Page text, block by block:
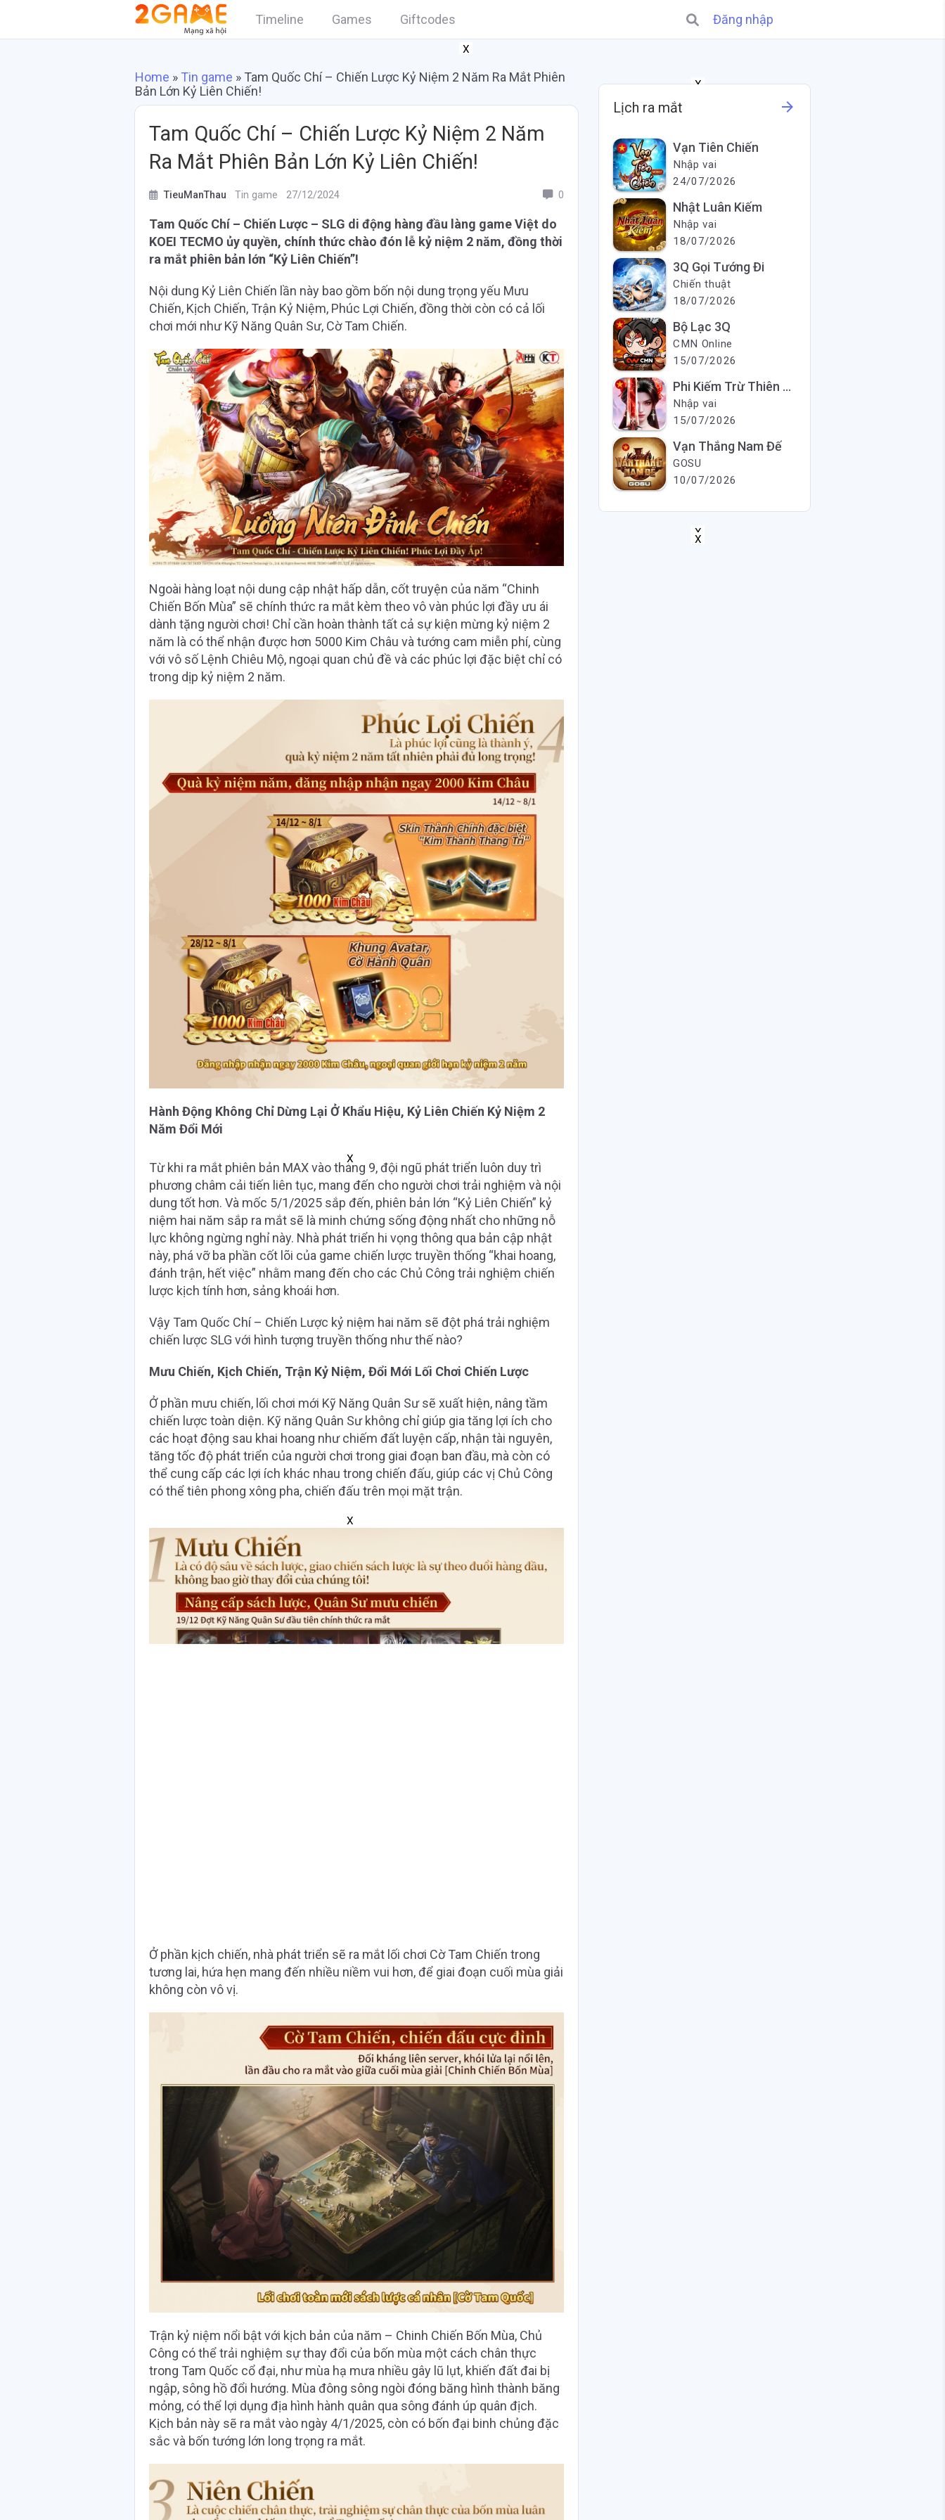
Timeline Games Giftcodes Đăng nhập
X
X
Lịch ra mắt arrow_forward
Vạn Tiên Chiến
Nhập vai
24/07/2026
Nhật Luân Kiếm
Nhập vai
18/07/2026
3Q Gọi Tướng Đi
Chiến thuật
18/07/2026
Bộ Lạc 3Q
CMN Online
15/07/2026
Phi Kiếm Trừ Thiên Ma
Nhập vai
15/07/2026
Vạn Thắng Nam Đế
GOSU
10/07/2026
X
X
Home » Tin game » Tam Quốc Chí – Chiến Lược Kỷ Niệm 2 Năm Ra Mắt Phiên
Bản Lớn Kỷ Liên Chiến!
Tam Quốc Chí – Chiến Lược Kỷ Niệm 2 Năm
Ra Mắt Phiên Bản Lớn Kỷ Liên Chiến!
TieuManThau Tin game 27/12/2024 0
Tam Quốc Chí – Chiến Lược – SLG di động hàng đầu làng game Việt do
KOEI TECMO ủy quyền, chính thức chào đón lễ kỷ niệm 2 năm, đồng thời
ra mắt phiên bản lớn “Kỷ Liên Chiến”!
Nội dung Kỷ Liên Chiến lần này bao gồm bốn nội dung trọng yếu Mưu
Chiến, Kịch Chiến, Trận Kỷ Niệm, Phúc Lợi Chiến, đồng thời còn có cả lối
chơi mới như Kỹ Năng Quân Sư, Cờ Tam Chiến.
Ngoài hàng loạt nội dung cập nhật hấp dẫn, cốt truyện của năm “Chinh
Chiến Bốn Mùa” sẽ chính thức ra mắt kèm theo vô vàn phúc lợi đầy ưu ái
dành tặng người chơi! Chỉ cần hoàn thành tất cả sự kiện mừng kỷ niệm 2
năm là có thể nhận được hơn 5000 Kim Châu và tướng cam miễn phí, cùng
với vô số Lệnh Chiêu Mộ, ngoại quan chủ đề và các phúc lợi đặc biệt chỉ có
trong dịp kỷ niệm 2 năm.
Hành Động Không Chỉ Dừng Lại Ở Khẩu Hiệu, Kỷ Liên Chiến Kỷ Niệm 2
Năm Đổi Mới
X
Từ khi ra mắt phiên bản MAX vào tháng 9, đội ngũ phát triển luôn duy trì
phương châm cải tiến liên tục, mang đến cho người chơi trải nghiệm và nội
dung tốt hơn. Và mốc 5/1/2025 sắp đến, phiên bản lớn “Kỷ Liên Chiến” kỷ
niệm hai năm sắp ra mắt sẽ là minh chứng sống động nhất cho những nỗ
lực không ngừng nghỉ này. Nhà phát triển hi vọng thông qua bản cập nhật
này, phá vỡ ba phần cốt lõi của game chiến lược truyền thống “khai hoang,
đánh trận, hết việc” nhằm mang đến cho các Chủ Công trải nghiệm chiến
lược kịch tính hơn, sảng khoái hơn.
Vậy Tam Quốc Chí – Chiến Lược kỷ niệm hai năm sẽ đột phá trải nghiệm
chiến lược SLG với hình tượng truyền thống như thế nào?
Mưu Chiến, Kịch Chiến, Trận Kỷ Niệm, Đổi Mới Lối Chơi Chiến Lược
Ở phần mưu chiến, lối chơi mới Kỹ Năng Quân Sư sẽ xuất hiện, nâng tầm
chiến lược toàn diện. Kỹ năng Quân Sư không chỉ giúp gia tăng lợi ích cho
các hoạt động sau khai hoang như chiếm đất luyện cấp, nhận tài nguyên,
tăng tốc độ phát triển của người chơi trong giai đoạn ban đầu, mà còn có
thể cung cấp các lợi ích khác nhau trong chiến đấu, giúp các vị Chủ Công
có thể tiên phong xông pha, chiến đấu trên mọi mặt trận.
X
Ở phần kịch chiến, nhà phát triển sẽ ra mắt lối chơi Cờ Tam Chiến trong
tương lai, hứa hẹn mang đến nhiều niềm vui hơn, để giai đoạn cuối mùa giải
không còn vô vị.
Trận kỷ niệm nổi bật với kịch bản của năm – Chinh Chiến Bốn Mùa, Chủ
Công có thể trải nghiệm sự thay đổi của bốn mùa một cách chân thực
trong Tam Quốc cổ đại, như mùa hạ mưa nhiều gây lũ lụt, khiến đất đai bị
ngập, sông hồ đổi hướng. Mùa đông sông ngòi đóng băng hình thành băng
mỏng, có thể lợi dụng địa hình hành quân qua sông đánh úp quân địch.
Kịch bản này sẽ ra mắt vào ngày 4/1/2025, còn có bốn đại binh chủng đặc
sắc và bốn tướng lớn long trọng ra mắt.